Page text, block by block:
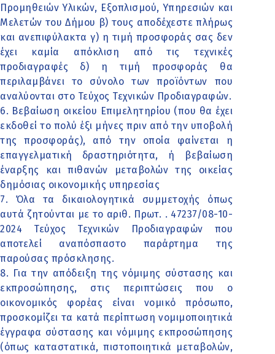
Προμηθειών Υλικών, Εξοπλισμού, Υπηρεσιών και
Μελετών του Δήμου β) τους αποδέχεστε πλήρως
και ανεπιφύλακτα γ) η τιμή προσφοράς σας δεν
έχει καμία απόκλιση από τις τεχνικές
προδιαγραφές δ) η τιμή προσφοράς θα
περιλαμβάνει το σύνολο των προϊόντων που
αναλύονται στο Τεύχος Τεχνικών Προδιαγραφών.
6. Βεβαίωση οικείου Επιμελητηρίου (που θα έχει
εκδοθεί το πολύ έξι μήνες πριν από την υποβολή
της προσφοράς), από την οποία φαίνεται η
επαγγελματική δραστηριότητα, ή βεβαίωση
έναρξης και πιθανών μεταβολών της οικείας
δημόσιας οικονομικής υπηρεσίας
7. Όλα τα δικαιολογητικά συμμετοχής όπως
αυτά ζητούνται με το αριθ. Πρωτ. . 47237/08-10-
2024 Τεύχος Τεχνικών Προδιαγραφών που
αποτελεί αναπόσπαστο παράρτημα της
παρούσας πρόσκλησης.
8. Για την απόδειξη της νόμιμης σύστασης και
εκπροσώπησης, στις περιπτώσεις που ο
οικονομικός φορέας είναι νομικό πρόσωπο,
προσκομίζει τα κατά περίπτωση νομιμοποιητικά
έγγραφα σύστασης και νόμιμης εκπροσώπησης
(όπως καταστατικά, πιστοποιητικά μεταβολών,